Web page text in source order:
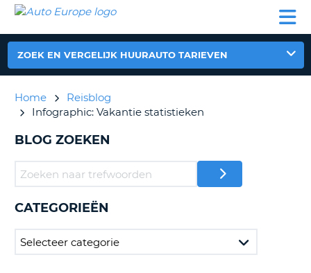
AUTO
CAMPER
PARTNER
AUTO
EUROPE
AUTO
HULP
MIJN
BEHEER
BOEKING
ZOEK EN VERGELIJK HUURAUTO TARIEVEN
Home
Reisblog
Infographic: Vakantie statistieken
BLOG ZOEKEN
CATEGORIEËN